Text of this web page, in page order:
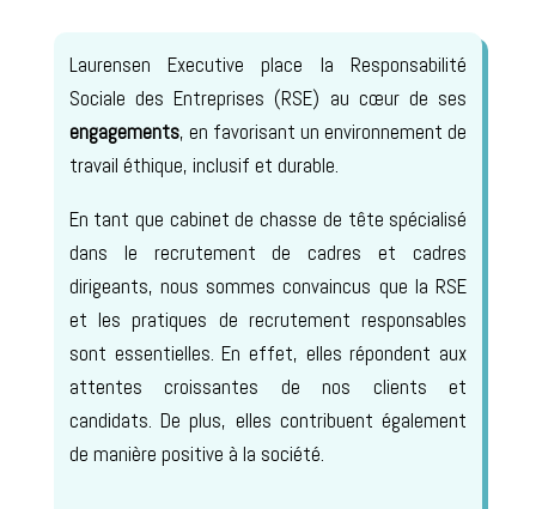
Laurensen Executive place la Responsabilité
Sociale des Entreprises (RSE) au cœur de ses
engagements, en favorisant un environnement de
travail éthique, inclusif et durable.
En tant que cabinet de chasse de tête spécialisé
dans le recrutement de cadres et cadres
dirigeants, nous sommes convaincus que la RSE
et les pratiques de recrutement responsables
sont essentielles. En effet, elles répondent aux
attentes croissantes de nos clients et
candidats. De plus, elles contribuent également
de manière positive à la société.